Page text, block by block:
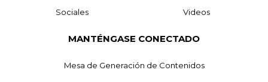
Sociales Videos
MANTÉNGASE CONECTADO
Mesa de Generación de Contenidos